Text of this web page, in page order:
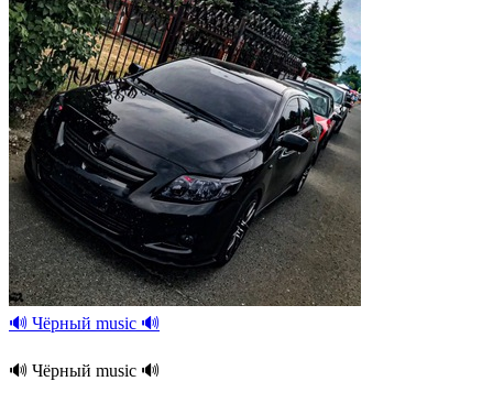
🔊 Чёрный music 🔊
🔊 Чёрный music 🔊